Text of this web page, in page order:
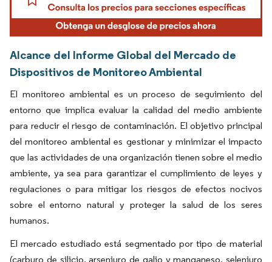
Alcance del Informe Global del Mercado de
Dispositivos de Monitoreo Ambiental
El monitoreo ambiental es un proceso de seguimiento del
entorno que implica evaluar la calidad del medio ambiente
para reducir el riesgo de contaminación. El objetivo principal
del monitoreo ambiental es gestionar y minimizar el impacto
que las actividades de una organización tienen sobre el medio
ambiente, ya sea para garantizar el cumplimiento de leyes y
regulaciones o para mitigar los riesgos de efectos nocivos
sobre el entorno natural y proteger la salud de los seres
humanos.
El mercado estudiado está segmentado por tipo de material
(carburo de silicio, arseniuro de galio y manganeso, seleniuro